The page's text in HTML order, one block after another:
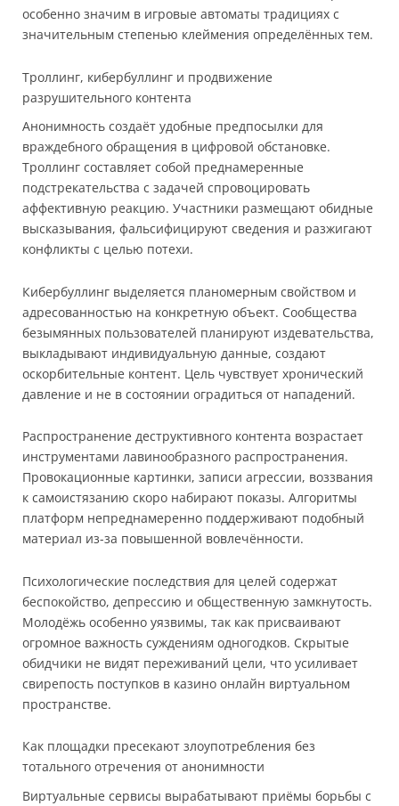
особенно значим в игровые автоматы традициях с
значительным степенью клеймения определённых тем.
Троллинг, кибербуллинг и продвижение
разрушительного контента
Анонимность создаёт удобные предпосылки для
враждебного обращения в цифровой обстановке.
Троллинг составляет собой преднамеренные
подстрекательства с задачей спровоцировать
аффективную реакцию. Участники размещают обидные
высказывания, фальсифицируют сведения и разжигают
конфликты с целью потехи.
Кибербуллинг выделяется планомерным свойством и
адресованностью на конкретную объект. Сообщества
безымянных пользователей планируют издевательства,
выкладывают индивидуальную данные, создают
оскорбительные контент. Цель чувствует хронический
давление и не в состоянии оградиться от нападений.
Распространение деструктивного контента возрастает
инструментами лавинообразного распространения.
Провокационные картинки, записи агрессии, воззвания
к самоистязанию скоро набирают показы. Алгоритмы
платформ непреднамеренно поддерживают подобный
материал из-за повышенной вовлечённости.
Психологические последствия для целей содержат
беспокойство, депрессию и общественную замкнутость.
Молодёжь особенно уязвимы, так как присваивают
огромное важность суждениям одногодков. Скрытые
обидчики не видят переживаний цели, что усиливает
свирепость поступков в казино онлайн виртуальном
пространстве.
Как площадки пресекают злоупотребления без
тотального отречения от анонимности
Виртуальные сервисы вырабатывают приёмы борьбы с